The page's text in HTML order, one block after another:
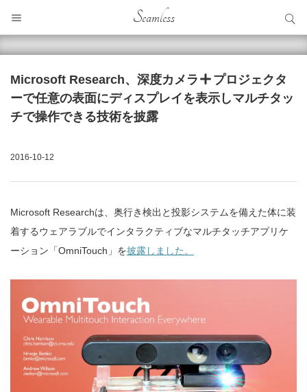
Seamless
Microsoft Research、深度カメラ
プロジェクタ
ーで任意の表面にディスプレイを表示しマルチタッ
チで操作できる技術を披露
2016-10-12
Microsoft Researchは、奥行き検出と投影システムを備えた体に装
着するウェアラブルでインタラクティブなマルチタッチアプリケ
ーション「OmniTouch」を披露しました。
サイト内検索